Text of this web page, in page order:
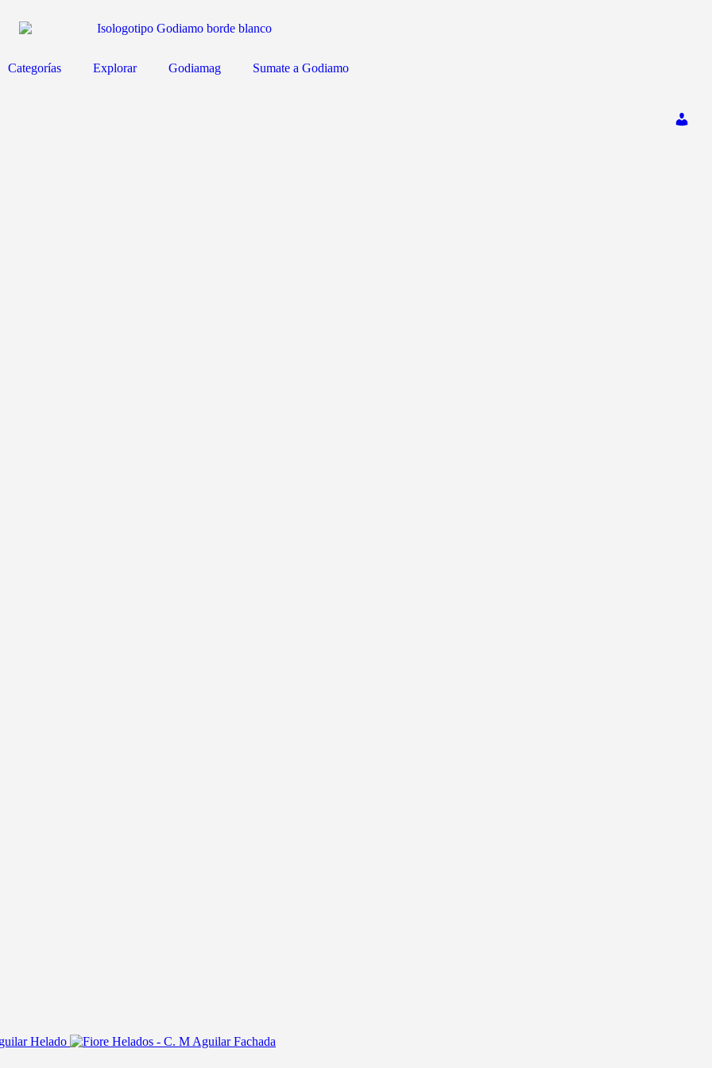
Categorías Explorar Godiamag Sumate a Godiamo